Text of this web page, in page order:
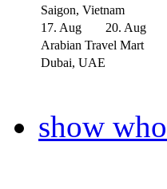
Saigon, Vietnam
17. Aug
20. Aug
Arabian Travel Mart
Dubai, UAE
show